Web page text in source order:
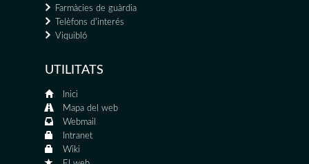
Farmàcies de guàrdia
Telèfons d'interés
Viquibló
UTILITATS
Inici
Mapa del web
Webmail
Intranet
Wiki